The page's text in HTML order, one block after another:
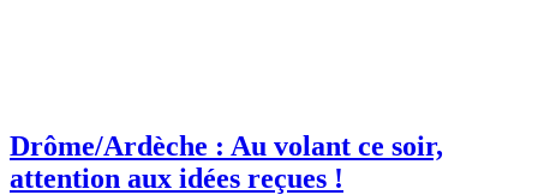
Drôme/Ardèche : Au volant ce soir,
attention aux idées reçues !